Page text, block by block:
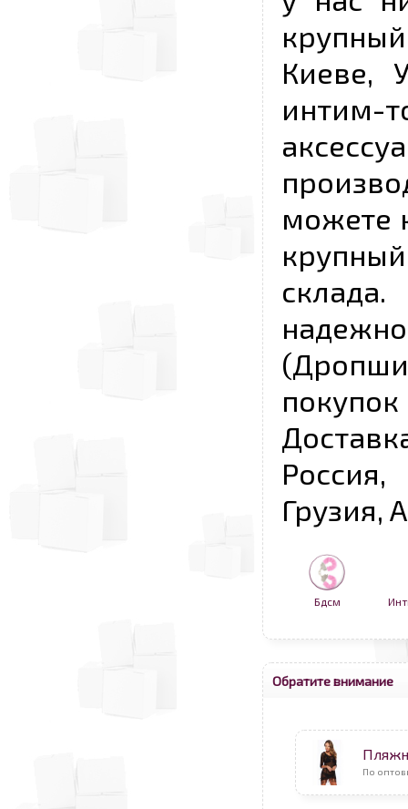
Киеве,
можете
Грузия,
Бдсм
Обратите внимание
По